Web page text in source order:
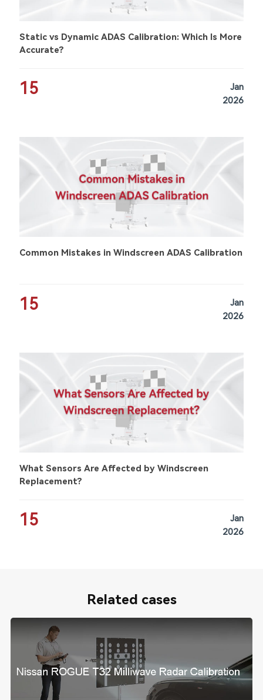
Static vs Dynamic ADAS Calibration: Which Is More
Accurate?
15
Jan
2026
Common Mistakes in Windscreen ADAS Calibration
15
Jan
2026
What Sensors Are Affected by Windscreen
Replacement?
15
Jan
2026
Related cases